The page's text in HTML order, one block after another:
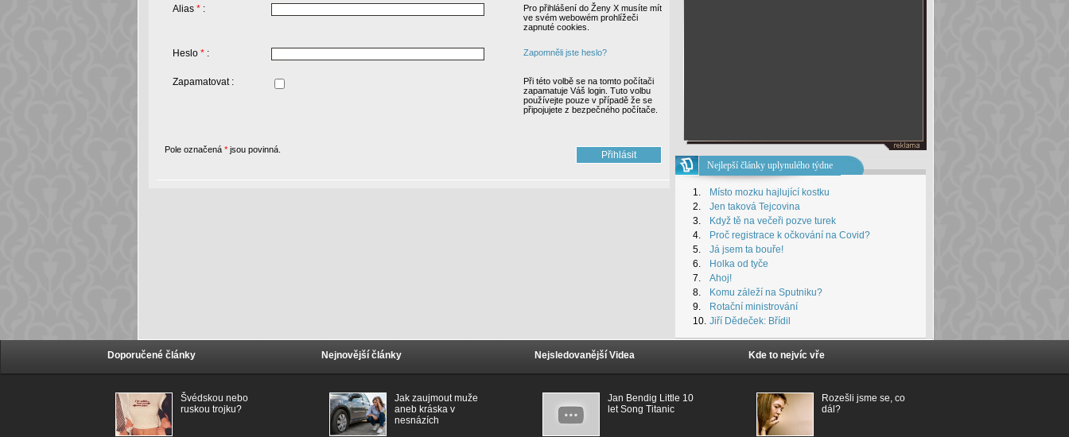
Alias *:
Pro přihlášení do Ženy X musíte mít
ve svém webowém prohlížeči
zapnuté cookies.
Heslo *: Zapomněli jste heslo?
Zapamatovat :
Při této volbě se na tomto počítači
zapamatuje Váš login. Tuto volbu
používejte pouze v případě že se
připojujete z bezpečného počítače.
Pole označená *jsou povinná.
Nejlepší články uplynulého týdne
1.
Místo mozku hajlující kostku
2.
Jen taková Tejcovina
3.
Když tě na večeři pozve turek
4.
Proč registrace k očkování na Covid?
5.
Já jsem ta bouře!
6.
Holka od tyče
7.
Ahoj!
8.
Komu záleží na Sputniku?
9.
Rotační ministrování
10. Jiří Dědeček: Břídil
Doporučené články
Švédskou nebo
ruskou trojku?
Nejnovější články
Jak zaujmout muže
aneb kráska v
nesnázích
Nejsledovanější Videa
Jan Bendig Little 10
let Song Titanic
Kde to nejvíc vře
Rozešli jsme se, co
dál?